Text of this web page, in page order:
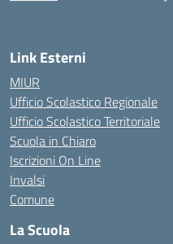
Link Esterni
MIUR
Ufficio Scolastico Regionale
Ufficio Scolastico Territoriale
Scuola in Chiaro
Iscrizioni On Line
Invalsi
Comune
La Scuola